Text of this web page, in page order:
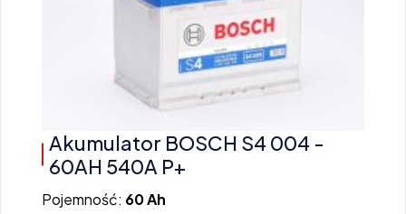
Akumulator BOSCH S4 004 -
60AH 540A P+
Pojemność: 60 Ah